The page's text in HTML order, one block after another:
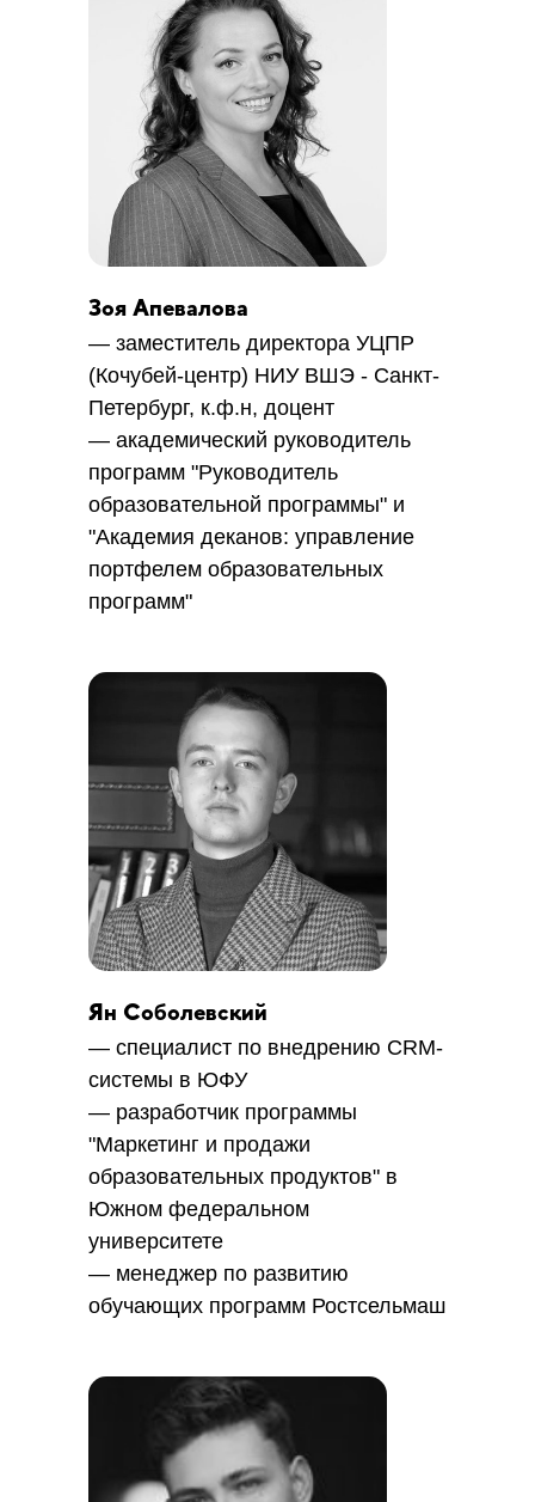
Зоя Апевалова
— заместитель директора УЦПР
(Кочубей-центр) НИУ ВШЭ - Санкт-
Петербург, к.ф.н, доцент
— академический руководитель
программ "Руководитель
образовательной программы" и
"Академия деканов: управление
портфелем образовательных
программ"
Ян Соболевский
— специалист по внедрению CRM-
системы в ЮФУ
— разработчик программы
"Маркетинг и продажи
образовательных продуктов" в
Южном федеральном
университете
— менеджер по развитию
обучающих программ Ростсельмаш
Как организовать
свое участие
ЗАРЕГИСТРИРОВАТЬСЯ
апреля 2025
Шаг 1
Шаг 2
Оформить участие согласно инструкции
Шаг 3
Оформить командировку
Обязательно для всех категорий участников